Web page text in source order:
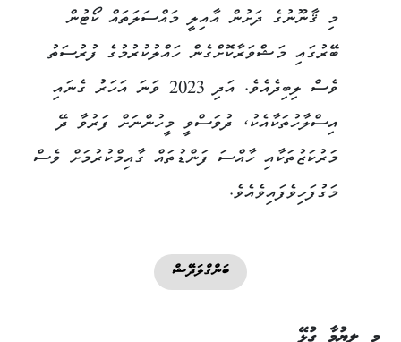
މި ޤާނޫނުގެ ދަށުން އާއިލީ މައްސަލަތައް ކޯޓުން
ބޭރުގައި މަޝްވަރާކޮށްގެން ހައްލުކުރުމުގެ ފުރުސަތު
ވެސް ލިބިދެއެވެ. އަދި 2023 ވަނަ އަހަރު ގެނައި
އިސްލާހުތަކާއެކު، ދުވަސްވީ މީހުންނަށް ފަރުވާ ދޭ
މަރުކަޒުތަކާއި ހާއްސަ ފަންޑުތައް ގާއިމްކުރުމަށް ވެސް
މަގުފަހިވެފައިވެއެވެ.
ބަންގްލަދޭޝް